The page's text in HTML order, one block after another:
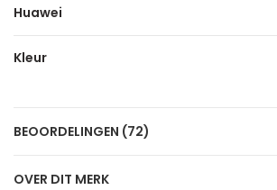
Huawei
Kleur
BEOORDELINGEN (72)
OVER DIT MERK